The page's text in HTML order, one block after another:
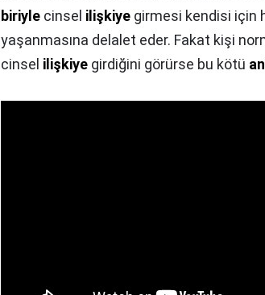
biriyle cinsel ilişkiye girmesi kendisi için
yaşanmasına delalet eder. Fakat kişi
cinsel ilişkiye girdiğini görürse bu kötü